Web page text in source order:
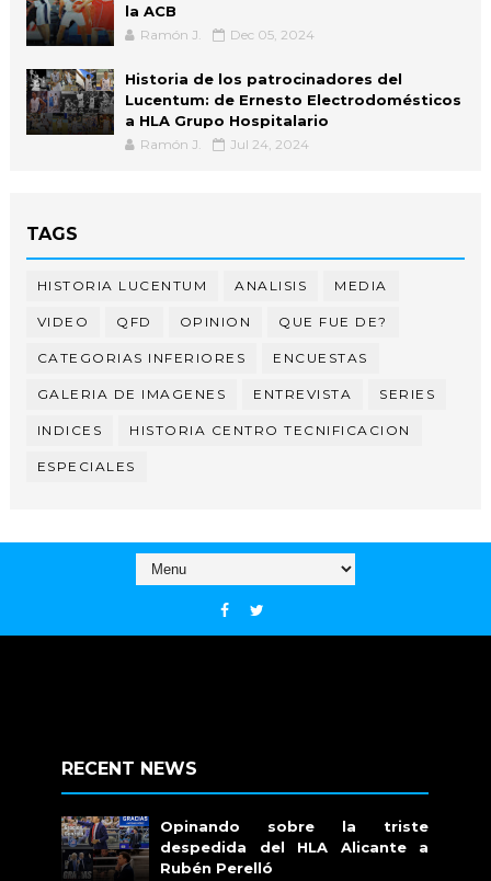
la ACB
Ramón J. Dec 05, 2024
Historia de los patrocinadores del
Lucentum: de Ernesto Electrodomésticos
a HLA Grupo Hospitalario
Ramón J. Jul 24, 2024
TAGS
HISTORIA LUCENTUM ANALISIS MEDIA
VIDEO QFD OPINION QUE FUE DE?
CATEGORIAS INFERIORES ENCUESTAS
GALERIA DE IMAGENES ENTREVISTA SERIES
INDICES HISTORIA CENTRO TECNIFICACION
ESPECIALES
RECENT NEWS
Opinando sobre la triste
despedida del HLA Alicante a
Rubén Perelló